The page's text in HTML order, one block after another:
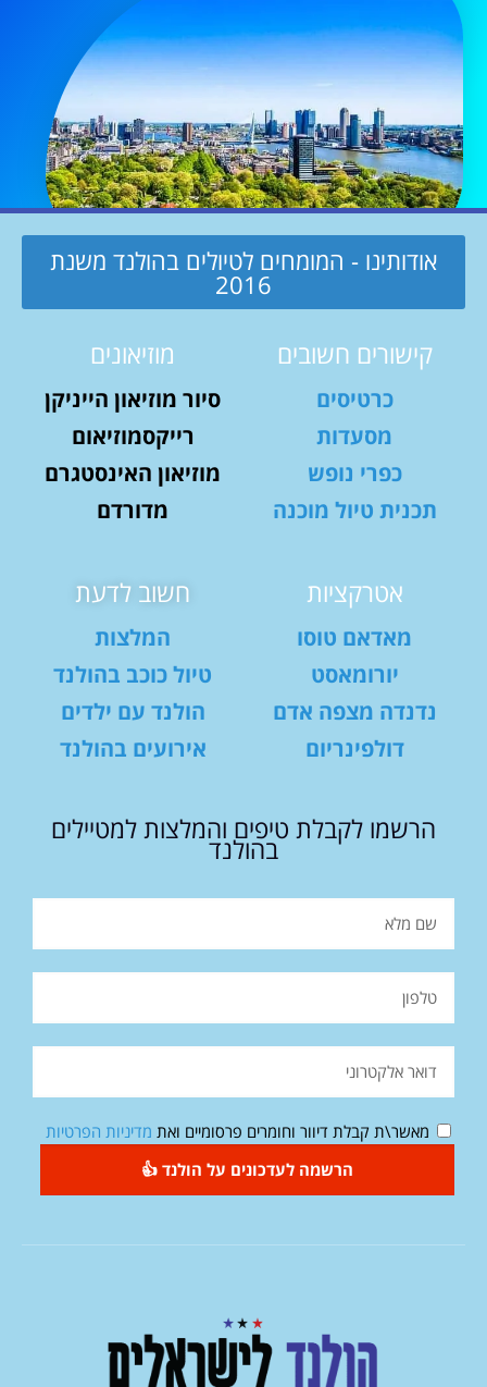
אודותינו - המומחים לטיולים בהולנד משנת
2016
קישורים חשובים
כרטיסים
מסעדות
כפרי נופש
תכנית טיול מוכנה
מוזיאונים
סיור מוזיאון הייניקן
רייקסמוזיאום
מוזיאון האינסטגרם
מדורדם
אטרקציות
מאדאם טוסו
יורומאסט
נדנדה מצפה אדם
דולפינריום
חשוב לדעת
המלצות
טיול כוכב בהולנד
הולנד עם ילדים
אירועים בהולנד
הרשמו לקבלת טיפים והמלצות למטיילים
בהולנד
מאשר\ת קבלת דיוור וחומרים פרסומיים ואת מדיניות הפרטיות
הרשמה לעדכונים על הולנד 👍